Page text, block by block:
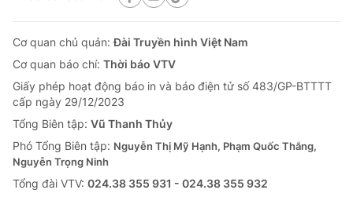
Cơ quan chủ quản:Đài Truyền hình Việt Nam
Cơ quan báo chí: Thời báo VTV
Giấy phép hoạt động báo in và báo điện tử số 483/GP-BTTTT
cấp ngày 29/12/2023
Tổng Biên tập: Vũ Thanh Thủy
Phó Tổng Biên tập: Nguyễn Thị Mỹ Hạnh, Phạm Quốc Thắng,
Nguyễn Trọng Ninh
Tổng đài VTV: 024.38 355 931 - 024.38 355 932